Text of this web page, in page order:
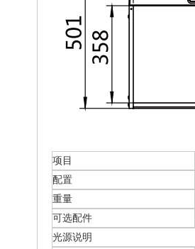
项目
配置
重量
可选配件
光源说明